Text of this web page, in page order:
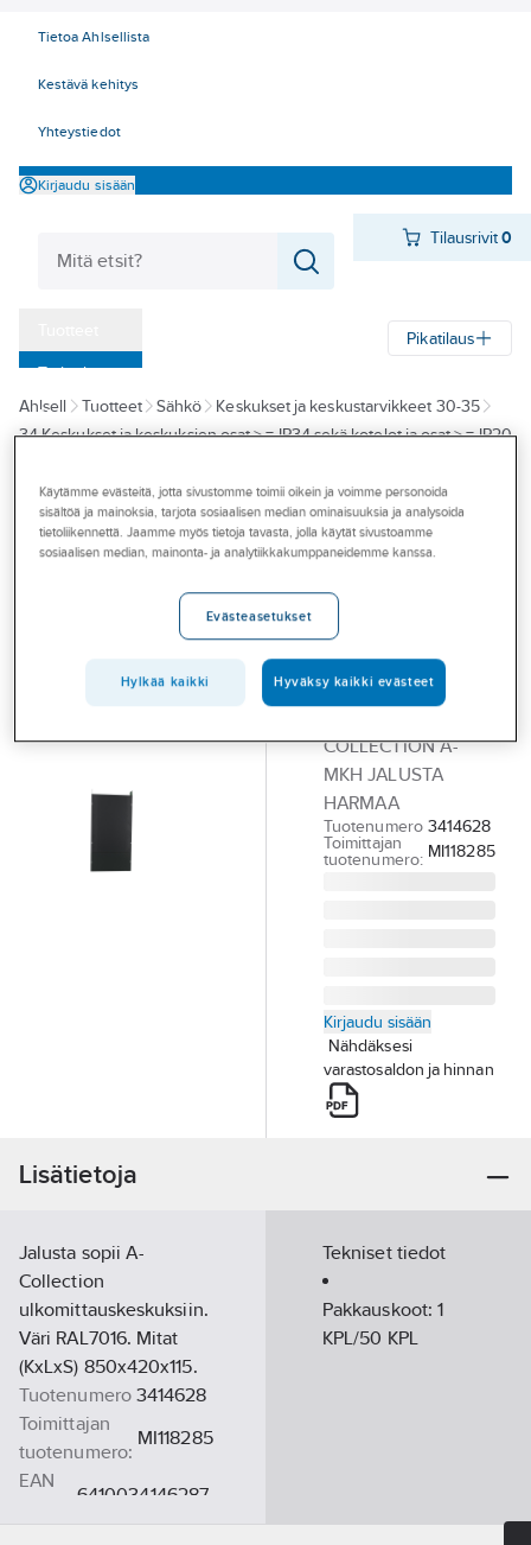
Tietoa Ahlsellista
Kestävä kehitys
Yhteystiedot
Kirjaudu sisään
Tilausrivit 0
‎Tarjoukset
Myymälät
Konseptit
Palvelut
Pikatilaus
Ahlsell Tuotteet Sähkö
Keskukset ja keskustarvikkeet 30-35
34 Keskukset ja keskuksien osat > = IP34 sekä kotelot ja osat > = IP20
A-COLLECTION
Mittauskeskus
harmaa
RAL7016
COLLECTION A-
MKH JALUSTA
HARMAA
Tuotenumero 3414628
Toimittajan
tuotenumero: MI118285
Kirjaudu sisään
Nähdäksesi
varastosaldon ja hinnan
Lisätietoja
Jalusta sopii A-
Collection
ulkomittauskeskuksiin.
Väri RAL7016. Mitat
(KxLxS) 850x420x115.
Tuotenumero 3414628
Toimittajan
tuotenumero:
MI118285
EAN
6410034146287
Tekniset tiedot
Pakkauskoot:1
KPL/50 KPL
Käytämme evästeitä, jotta sivustomme toimii oikein ja voimme personoida
sisältöä ja mainoksia, tarjota sosiaalisen median ominaisuuksia ja analysoida
tietoliikennettä. Jaamme myös tietoja tavasta, jolla käytät sivustoamme
sosiaalisen median, mainonta- ja analytiikkakumppaneidemme kanssa.
Evästeasetukset
Hylkää kaikki Hyväksy kaikki evästeet